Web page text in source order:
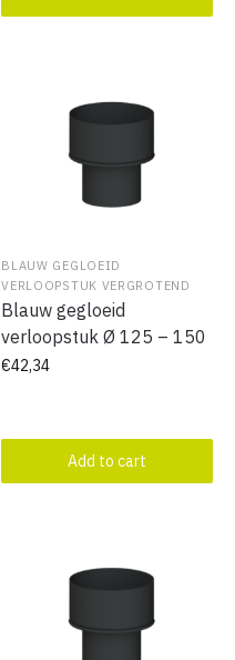
BLAUW GEGLOEID
VERLOOPSTUK VERGROTEND
Blauw gegloeid
verloopstuk Ø 125 – 150
€42,34
Add to cart